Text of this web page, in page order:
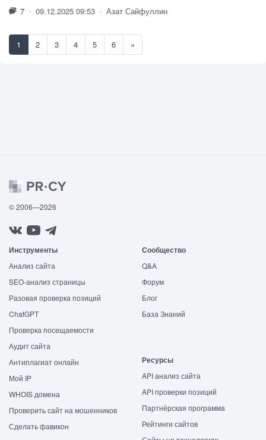
7 • 09.12.2025 09:53 • Азат Сайфуллин
1 2 3 4 5 6 »
© 2006—2026
Инструменты
Анализ сайта
SEO-анализ страницы
Разовая проверка позиций
ChatGPT
Проверка посещаемости
Аудит сайта
Антиплагиат онлайн
Мой IP
WHOIS домена
Проверить сайт на мошенников
Сделать фавикон
Сообщество
Q&A
Форум
Блог
База Знаний
Ресурсы
API анализ сайта
API проверки позиций
Партнёрская программа
Рейтинги сайтов